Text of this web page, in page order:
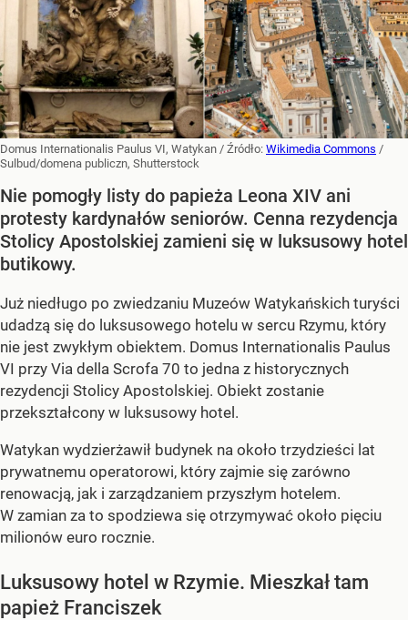
Domus Internationalis Paulus VI, Watykan / Źródło: Wikimedia Commons /
Sulbud/domena publiczn, Shutterstock
Nie pomogły listy do papieża Leona XIV ani
protesty kardynałów seniorów. Cenna rezydencja
Stolicy Apostolskiej zamieni się w luksusowy hotel
butikowy.
Już niedługo po zwiedzaniu Muzeów Watykańskich turyści
udadzą się do luksusowego hotelu w sercu Rzymu, który
nie jest zwykłym obiektem. Domus Internationalis Paulus
VI przy Via della Scrofa 70 to jedna z historycznych
rezydencji Stolicy Apostolskiej. Obiekt zostanie
przekształcony w luksusowy hotel.
Watykan wydzierżawił budynek na około trzydzieści lat
prywatnemu operatorowi, który zajmie się zarówno
renowacją, jak i zarządzaniem przyszłym hotelem.
W zamian za to spodziewa się otrzymywać około pięciu
milionów euro rocznie.
Luksusowy hotel w Rzymie. Mieszkał tam
papież Franciszek